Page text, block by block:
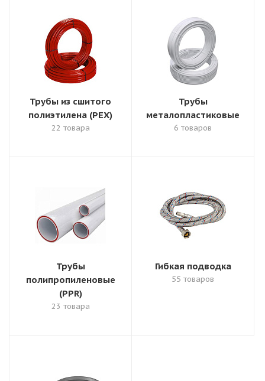
Трубы из сшитого
полиэтилена (PEX)
22 товара
Трубы
металопластиковые
6 товаров
Трубы
полипропиленовые
(PPR)
23 товара
Гибкая подводка
55 товаров